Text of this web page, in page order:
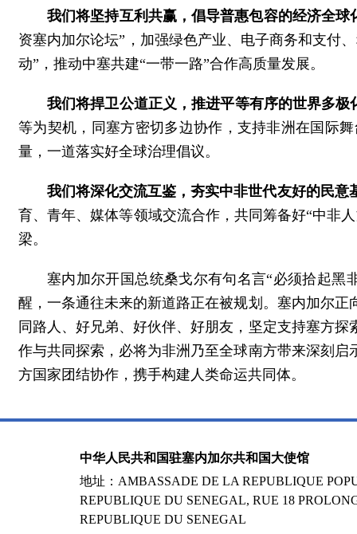
我们将坚持互利共赢，倡导普惠包容的经济全
资塞内加尔论坛”，加强绿色产业、电子商务和支付
动”，推动中塞共建“一带一路”合作高质量发展。
我们将捍卫公道正义，推进平等有序的世界多极
等为契机，同塞方密切多边协作，支持非洲在国际
量，一道落实好全球治理倡议。
我们将深化交流互鉴，夯实中非世代友好的民意
育、青年、媒体等领域交流合作，共同筹备好“中非
梁。
塞内加尔开国总统桑戈尔有句名言“必须拾起黑
醒，一条通往未来的新道路正在被规划。塞内加尔
同路人、好兄弟、好伙伴、好朋友，坚定支持塞方
作与共同探索，必将为非洲乃至全球南方带来深刻
方国家团结协作，携手构建人类命运共同体。
中华人民共和国驻塞内加尔共和国大使馆
地址：AMBASSADE DE LA REPUBLIQUE
REPUBLIQUE DU SENEGAL, RUE 18
REPUBLIQUE DU SENEGAL